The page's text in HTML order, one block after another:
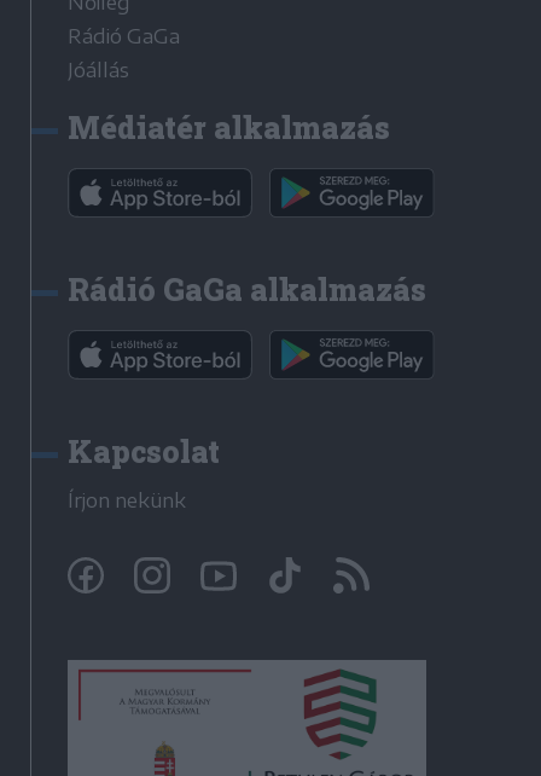
Rádió GaGa
Jóállás
Médiatér alkalmazás
Rádió GaGa alkalmazás
Kapcsolat
Írjon nekünk